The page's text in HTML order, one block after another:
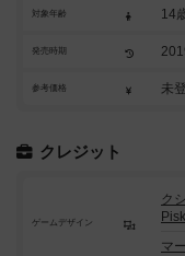
対象年齢 14
発売時期
参考価格 未
クレジット
ゲームデザイン
ク
マ